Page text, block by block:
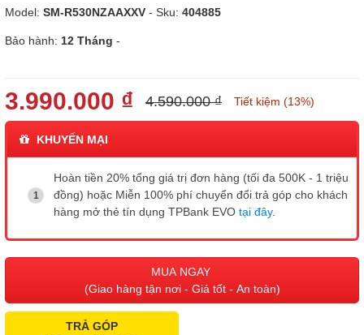
Model: SM-R530NZAAXXV - Sku: 404885
Bảo hành: 12 Tháng -
3.990.000 ₫ 4.590.000 ₫ Tiết kiệm (13%)
KHUYẾN MẠI
Hoàn tiền 20% tổng giá trị đơn hàng (tối đa 500K - 1 triệu
đồng) hoặc Miễn 100% phí chuyển đổi trả góp cho khách
hàng mở thẻ tín dụng TPBank EVO tại đây.
MUA NGAY
(Giao hàng tận nơi - Giá tốt - An toàn)
TRẢ GÓP